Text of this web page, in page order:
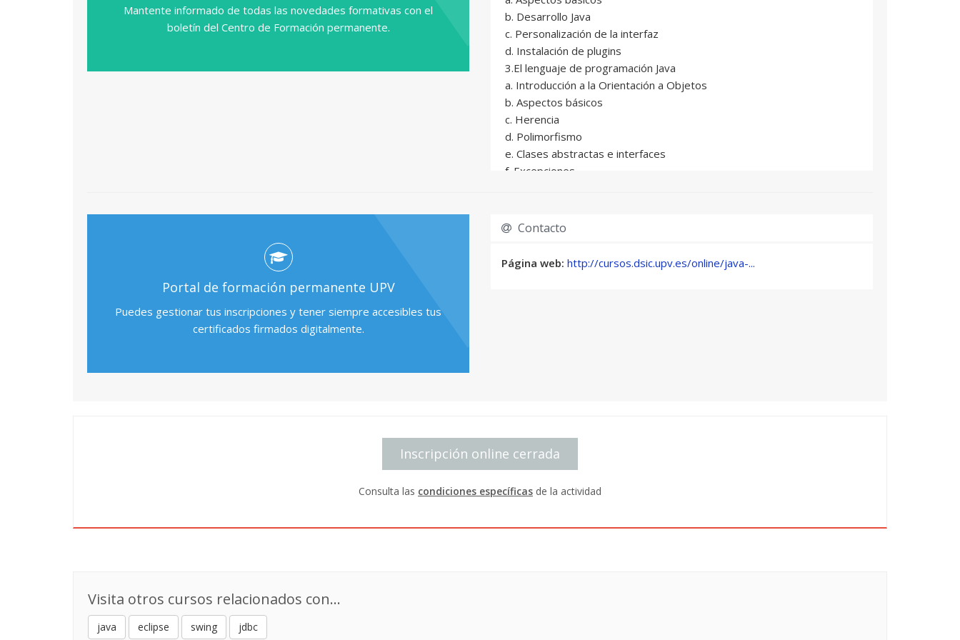
Mantente informado de todas las novedades formativas con el
boletín del Centro de Formación permanente.
b. Desarrollo Java
c. Personalización de la interfaz
d. Instalación de plugins
3.El lenguaje de programación Java
a. Introducción a la Orientación a Objetos
b. Aspectos básicos
c. Herencia
d. Polimorfismo
e. Clases abstractas e interfaces
f. Excepciones
i. Clases de utilidad
a. Librería Swing
b. Editores para Eclipse: Windows Builder
Portal de formación permanente UPV
Puedes gestionar tus inscripciones y tener siempre accesibles tus
certificados firmados digitalmente.
Contacto
Página web: http://cursos.dsic.upv.es/online/java-...
Inscripción online cerrada
Consulta las condiciones específicas de la actividad
Visita otros cursos relacionados con...
java eclipse swing jdbc